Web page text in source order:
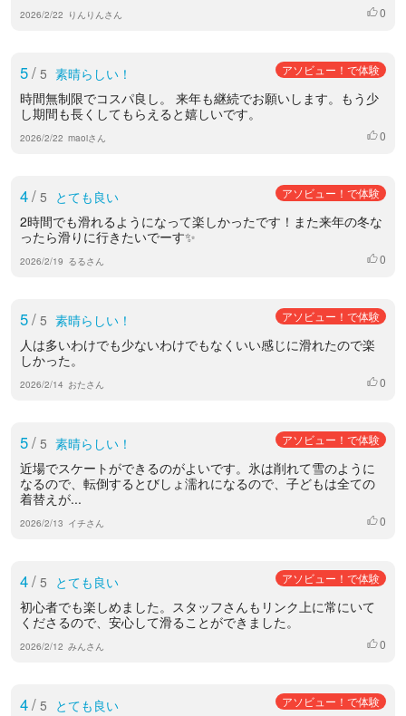
2026/2/22 りんりんさん いいね
0
5/ 5 素晴らしい！ アソビュー！で体験
時間無制限でコスパ良し。 来年も継続でお願いします。もう少
し期間も長くしてもらえると嬉しいです。
2026/2/22 maoiさん いいね
0
4/ 5 とても良い アソビュー！で体験
2時間でも滑れるようになって楽しかったです！また来年の冬な
ったら滑りに行きたいでーす✨️
2026/2/19 るるさん いいね
0
5/ 5 素晴らしい！ アソビュー！で体験
人は多いわけでも少ないわけでもなくいい感じに滑れたので楽
しかった。
2026/2/14 おたさん いいね
0
5/ 5 素晴らしい！ アソビュー！で体験
近場でスケートができるのがよいです。氷は削れて雪のように
なるので、転倒するとびしょ濡れになるので、子どもは全ての
着替えが...
2026/2/13 イチさん いいね
0
4/ 5 とても良い アソビュー！で体験
初心者でも楽しめました。スタッフさんもリンク上に常にいて
くださるので、安心して滑ることができました。
2026/2/12 みんさん いいね
0
4/ 5 とても良い アソビュー！で体験